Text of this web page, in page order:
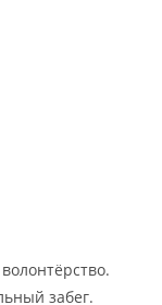
забег.